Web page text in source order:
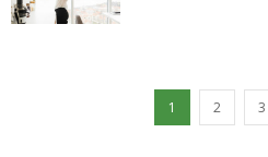
1 2 3